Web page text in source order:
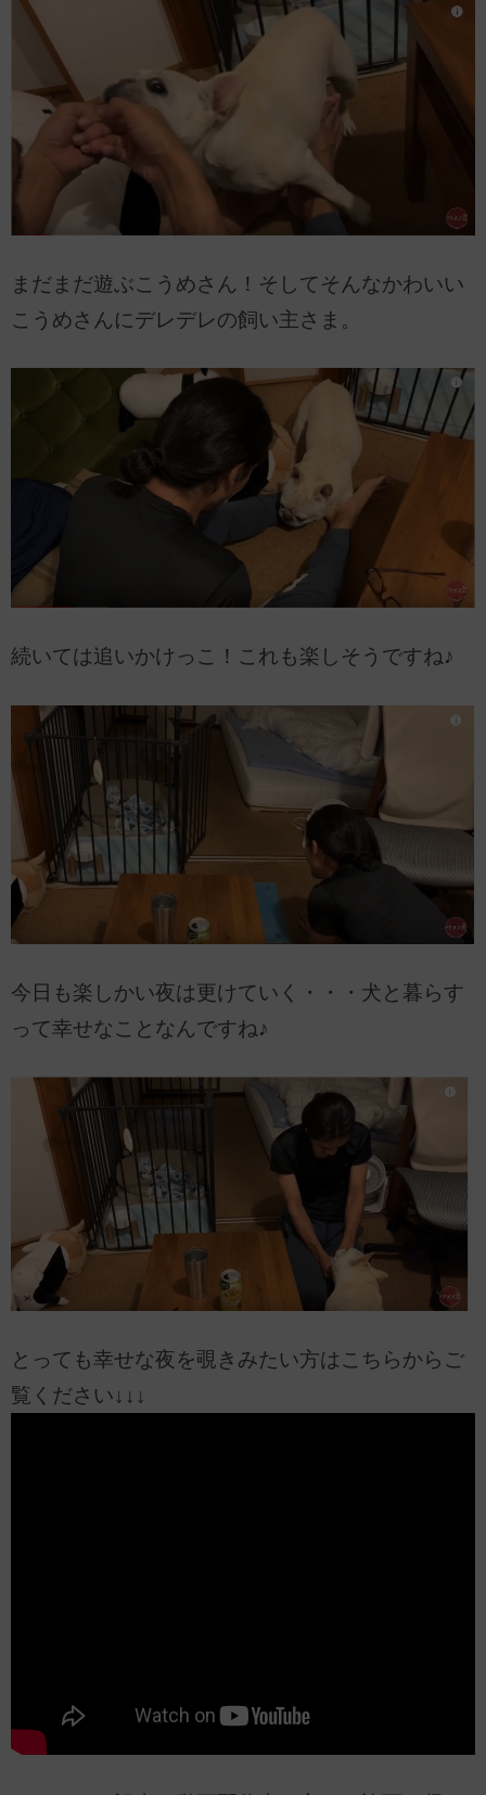
まだまだ遊ぶこうめさん！そしてそんなかわいい
こうめさんにデレデレの飼い主さま。
続いては追いかけっこ！これも楽しそうですね♪
今日も楽しかい夜は更けていく・・・犬と暮らす
って幸せなことなんですね♪
とっても幸せな夜を覗きみたい方はこちらからご
覧ください↓↓↓